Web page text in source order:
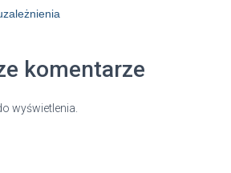
komentarze
wyświetlenia.